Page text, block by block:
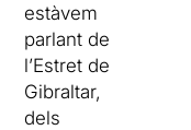
estàvem
parlant de
l’Estret de
Gibraltar,
dels